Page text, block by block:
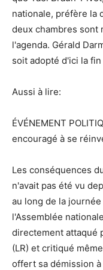
nationale, préfère la
deux chambres sont
l'agenda. Gérald
soit adopté d'ici la
Aussi à lire:
ÉVÉNEMENT
encouragé à se
Les conséquences
n'avait pas été vu
au long de la
l'Assemblée
directement attaqué
(LR) et critiqué
offert sa démission